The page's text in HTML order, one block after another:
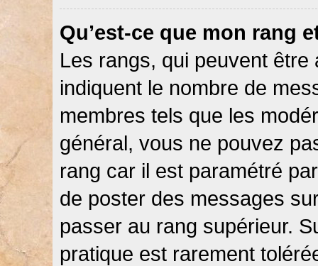
Qu’est-ce que mon rang
Les rangs, qui peuvent être
indiquent le nombre de
membres tels que les
général, vous ne pouvez
rang car il est paramétré
de poster des messages
passer au rang supérieur.
pratique est rarement